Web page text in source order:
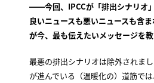
――今回、IPCCが「排出シナリオ」
良いニュースも悪いニュースも含
が今、最も伝えたいメッセージを教
最悪の排出シナリオは除外されま
が進んでいる（温暖化の）道筋で